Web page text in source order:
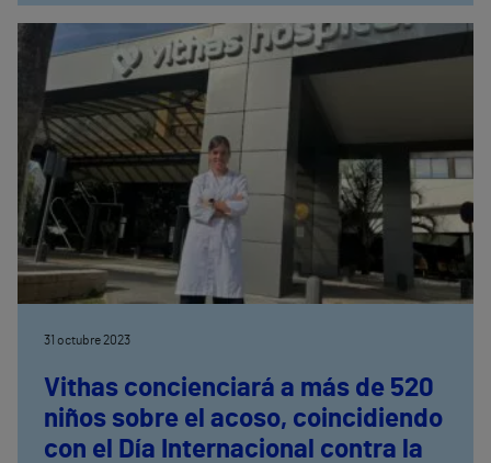
31 octubre 2023
Vithas concienciará a más de 520
niños sobre el acoso, coincidiendo
con el Día Internacional contra la